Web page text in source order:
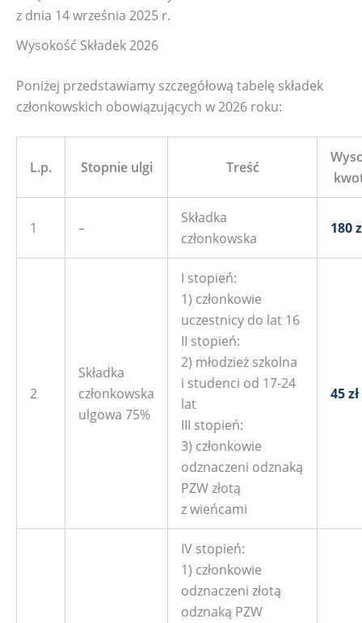
z dnia 14 września 2025 r.
Wysokość Składek 2026
Poniżej przedstawiamy szczegółową tabelę składek
członkowskich obowiązujących w 2026 roku:
L.p. Stopnie ulgi Treść
1 –
Składka
członkowska
180
2
Składka
członkowska
ulgowa 75%
I stopień:
1) członkowie
uczestnicy do lat 16
II stopień:
2) młodzież szkolna
i studenci od 17-24
lat
III stopień:
3) członkowie
odznaczeni odznaką
PZW złotą
z wieńcami
45 zł
IV stopień:
1) członkowie
odznaczeni złotą
odznaką PZW